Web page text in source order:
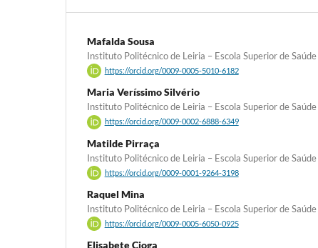
Mafalda Sousa
Instituto Politécnico de Leiria – Escola Superior de Saúde
https://orcid.org/0009-0005-5010-6182
Maria Veríssimo Silvério
Instituto Politécnico de Leiria – Escola Superior de Saúde
https://orcid.org/0009-0002-6888-6349
Matilde Pirraça
Instituto Politécnico de Leiria – Escola Superior de Saúde
https://orcid.org/0009-0001-9264-3198
Raquel Mina
Instituto Politécnico de Leiria – Escola Superior de Saúde
https://orcid.org/0009-0005-6050-0925
Elisabete Cioga